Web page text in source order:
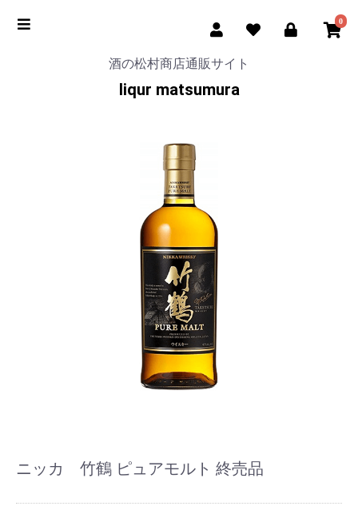
0
酒の松村商店通販サイト
liqur matsumura
ニッカ 竹鶴 ピュアモルト 終売品